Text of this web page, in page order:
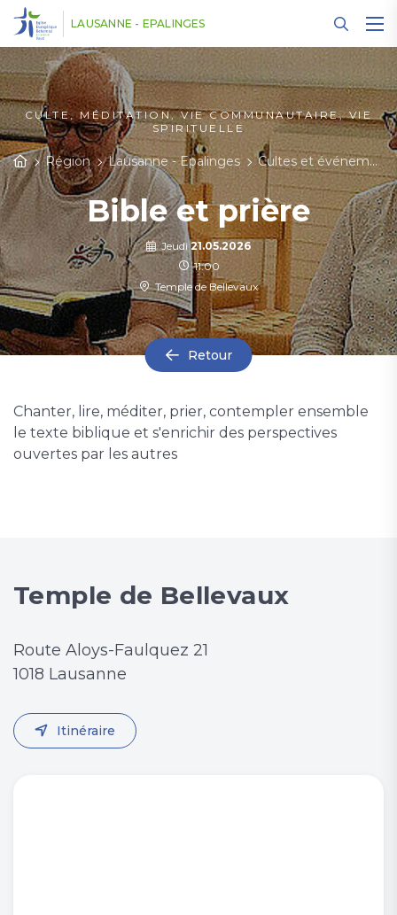
LAUSANNE - EPALINGES
CULTE, MÉDITATION, VIE COMMUNAUTAIRE, VIE
SPIRITUELLE
Région Lausanne - Epalinges Cultes et événements
Bible et prière
Jeudi21.05.2026
11:00
Temple de Bellevaux
Retour
Chanter, lire, méditer, prier, contempler ensemble
le texte biblique et s'enrichir des perspectives
ouvertes par les autres
Temple de Bellevaux
Route Aloys-Faulquez 21
1018 Lausanne
Itinéraire
Panneau de gestion des cookies